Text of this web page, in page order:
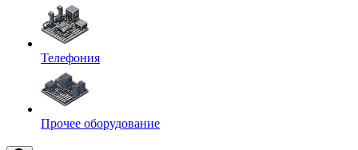
Телефония
Прочее оборудование